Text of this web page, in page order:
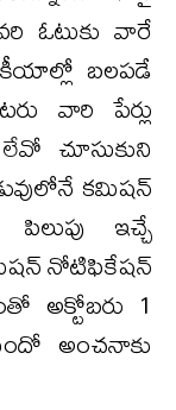
ఓటుకు వారే
బలపడే
వారి పేర్లు
కమిషన్
పిలుపు ఇచ్చే
నోటిఫికేషన్
అక్టోబరు 1
అంచనాకు